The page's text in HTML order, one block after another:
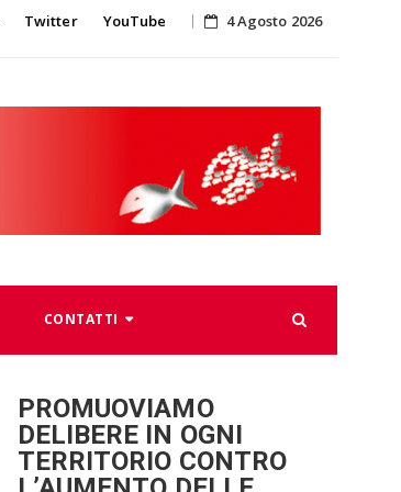
Twitter YouTube 4 Agosto 2026
CONTATTI
PROMUOVIAMO
DELIBERE IN OGNI
TERRITORIO CONTRO